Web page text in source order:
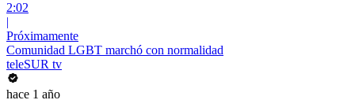
2:02
|
Próximamente
Comunidad LGBT marchó con normalidad
teleSUR tv
hace 1 año